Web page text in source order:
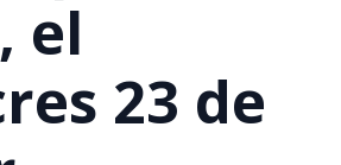
el
23 de